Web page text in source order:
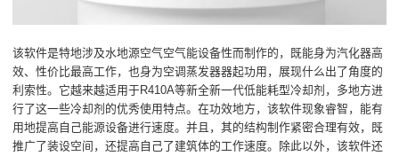
该软件是特地涉及水地源空气空气能设备性而制作的，既能身为汽化器高
效、性价比最高工作，也身为空调蒸发器器起功用，展现什么出了角度的
利索性。它越来越适用于R410A等新全新一代低能耗型冷却剂，多地方进
行了这一些冷却剂的优秀使用特点。在功效地方，该软件现象睿智，能有
用地提高自己能源设备进行速度。并且，其的结构制作紧密合理有效，既
推广了装设空间，还提高自己了建筑体的工作速度。除此以外，该软件还